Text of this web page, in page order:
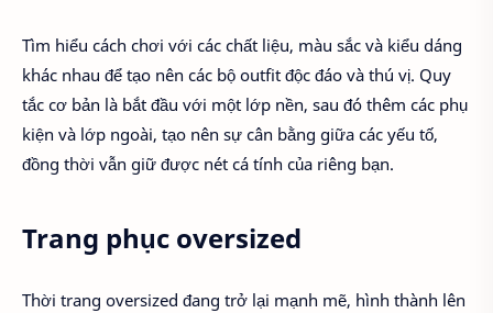
Tìm hiểu cách chơi với các chất liệu, màu sắc và kiểu dáng
khác nhau để tạo nên các bộ outfit độc đáo và thú vị. Quy
tắc cơ bản là bắt đầu với một lớp nền, sau đó thêm các phụ
kiện và lớp ngoài, tạo nên sự cân bằng giữa các yếu tố,
đồng thời vẫn giữ được nét cá tính của riêng bạn.
Trang phục oversized
Thời trang oversized đang trở lại mạnh mẽ, hình thành lên